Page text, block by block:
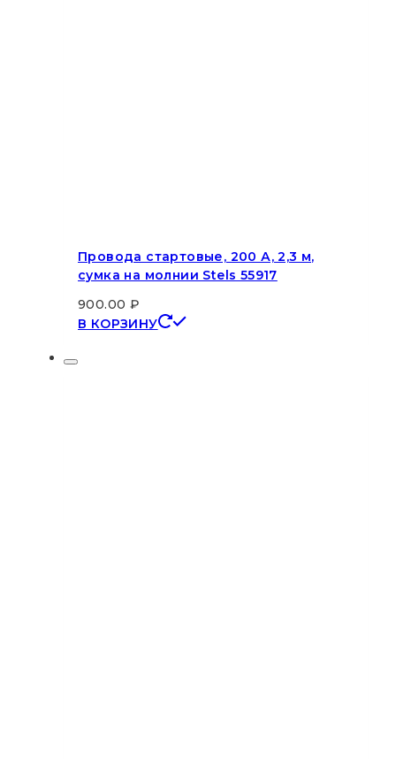
Провода стартовые, 200 А, 2,3 м,
сумка на молнии Stels 55917
900.00 ₽
В КОРЗИНУ